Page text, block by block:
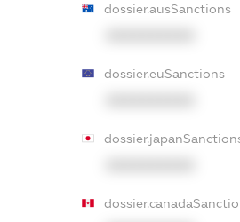
dossier.ausSanctions
dossier.euSanctions